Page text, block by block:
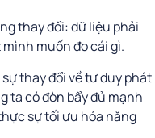
thay đổi: dữ liệu phải
muốn đo cái gì.
thay đổi về tư duy phát
ta có đòn bẩy đủ mạnh
sự tối ưu hóa năng